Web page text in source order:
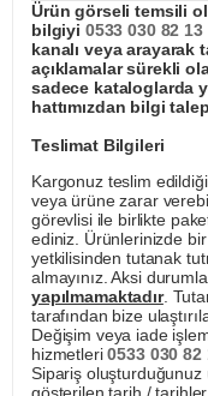
Ürün görseli temsili
bilgiyi 0533 030 82 13
kanalı veya arayarak
açıklamalar sürekli
sadece kataloglarda
hattımızdan bilgi
Teslimat Bilgileri
Kargonuz teslim
veya ürüne zarar
görevlisi ile birlikte
ediniz. Ürünlerinizde
yetkilisinden tutanak
almayınız. Aksi
yapılmamaktadır.
tarafından bize
Değişim veya iade
hizmetleri0533 030 82
Sipariş oluşturduğunuz